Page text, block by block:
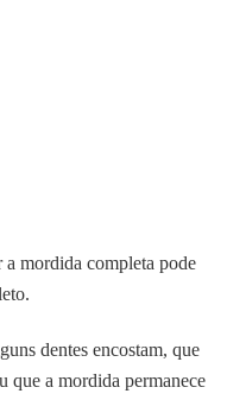
a mordida completa pode
dentes encostam, que
que a mordida permanece